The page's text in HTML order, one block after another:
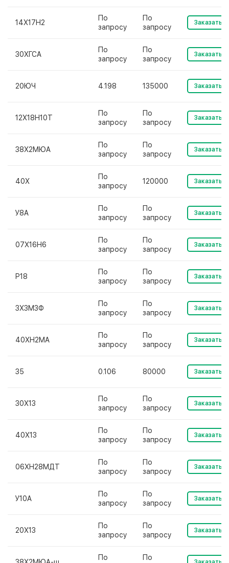
14Х17Н2
По
запросу
По
запросу
Заказать
30ХГСА
По
запросу
По
запросу
Заказать
20ЮЧ 4.198 135000 Заказать
12Х18Н10Т
По
запросу
По
запросу
Заказать
38Х2МЮА
По
запросу
По
запросу
Заказать
40Х
По
запросу
120000 Заказать
У8А
По
запросу
По
запросу
Заказать
07Х16Н6
По
запросу
По
запросу
Заказать
Р18
По
запросу
По
запросу
Заказать
3Х3М3Ф
По
запросу
По
запросу
Заказать
40ХН2МА
По
запросу
По
запросу
Заказать
35 0.106 80000 Заказать
30Х13
По
запросу
По
запросу
Заказать
40Х13
По
запросу
По
запросу
Заказать
06ХН28МДТ
По
запросу
По
запросу
Заказать
У10А
По
запросу
По
запросу
Заказать
20Х13
По
запросу
По
запросу
Заказать
По
По